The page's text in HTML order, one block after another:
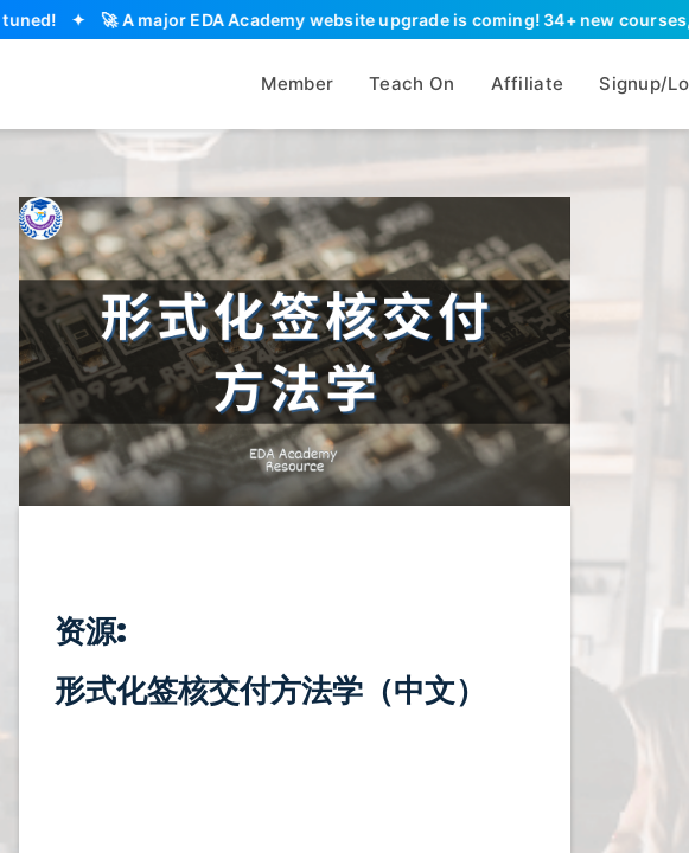
✦🚀 A major EDA Academy website upgrade is coming! 34+ new courses,
Member Teach On Affiliate Signup/
资源:
形式化签核交付方法学（中文）